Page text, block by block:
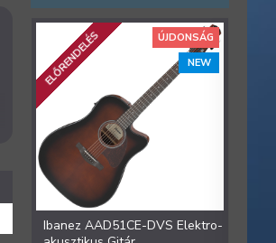
ÚJDONSÁG
NEW
ELŐRENDELÉS
Ibanez AAD51CE-DVS Elektro-